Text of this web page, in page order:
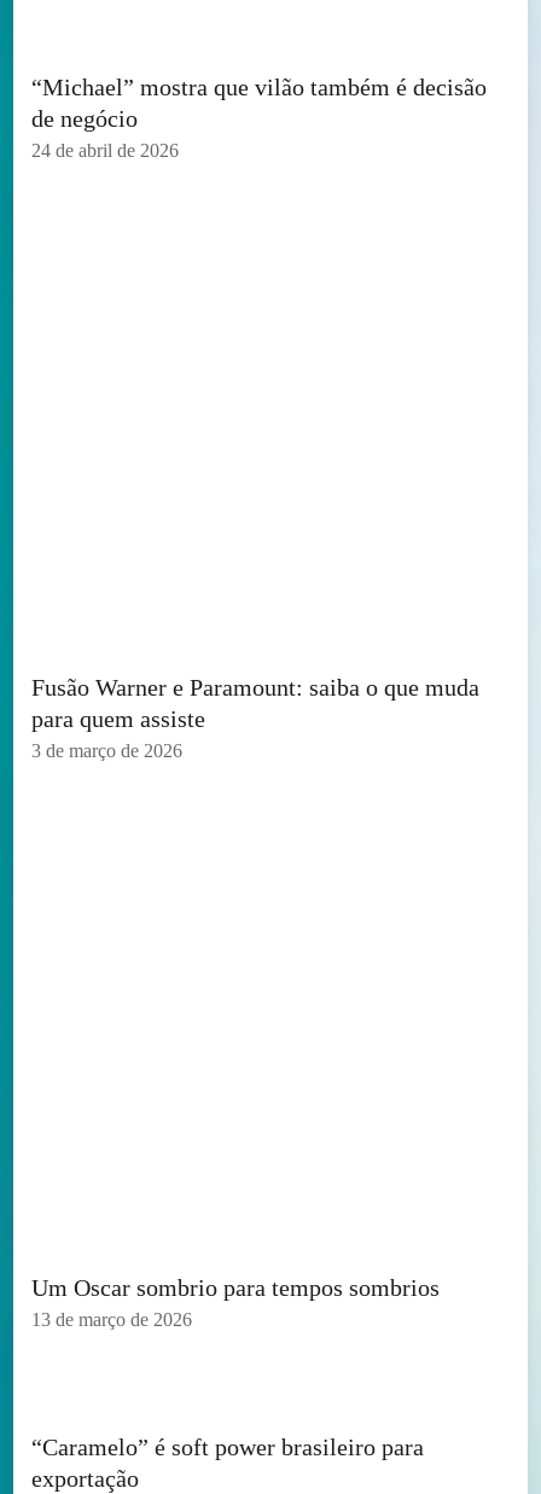
“Michael” mostra que vilão também é decisão
de negócio
24 de abril de 2026
Fusão Warner e Paramount: saiba o que muda
para quem assiste
3 de março de 2026
Um Oscar sombrio para tempos sombrios
13 de março de 2026
“Caramelo” é soft power brasileiro para
exportação